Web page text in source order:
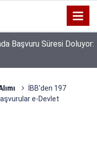
Başvuru Süresi Doluyor:
İBB'den 197
e-Devlet